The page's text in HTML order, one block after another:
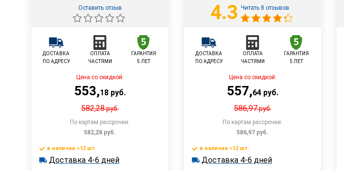
Оставить отзыв
ДОСТАВКА
ПО АДРЕСУ
ОПЛАТА
ЧАСТЯМИ
ГАРАНТИЯ
5 ЛЕТ
Цена со скидкой:
553,18руб.
582,28руб.
По картам рассрочки:
582,28 руб.
В корзину
в наличии >12 шт.
в наличии >12 шт.
Доставка 4-6 дней
4.3 Читать 8 отзывов
ДОСТАВКА
ПО АДРЕСУ
ОПЛАТА
ЧАСТЯМИ
ГАРАНТИЯ
5 ЛЕТ
Цена со скидкой:
557,64руб.
586,97руб.
По картам рассрочки:
586,97 руб.
В корзину
в наличии >12 шт.
в наличии >12 шт.
Доставка 4-6 дней